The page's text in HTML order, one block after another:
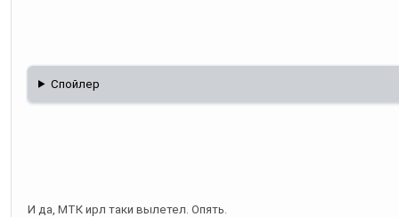
Спойлер
И да, МТК ирл таки вылетел. Опять.